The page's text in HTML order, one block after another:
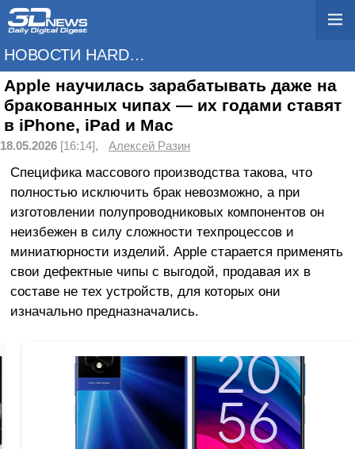
НОВОСТИ HARDWARE
Apple научилась зарабатывать даже на
бракованных чипах — их годами ставят
в iPhone, iPad и Mac
18.05.2026 [16:14], Алексей Разин
Специфика массового производства такова, что
полностью исключить брак невозможно, а при
изготовлении полупроводниковых компонентов он
неизбежен в силу сложности техпроцессов и
миниатюрности изделий. Apple старается применять
свои дефектные чипы с выгодой, продавая их в
составе не тех устройств, для которых они
изначально предназначались.